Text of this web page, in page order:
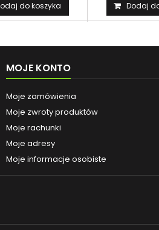
do koszyka Dodaj
MOJE KONTO
Moje zamówienia
Moje zwroty produktów
Moje rachunki
Moje adresy
Moje informacje osobiste